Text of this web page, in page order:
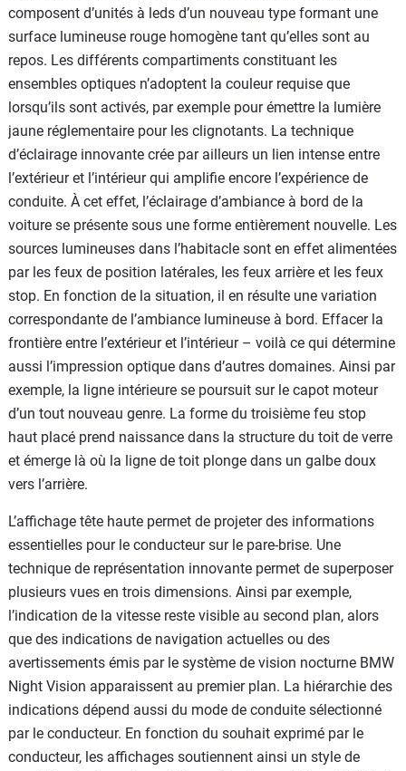
composent d’unités à leds d’un nouveau type formant une
surface lumineuse rouge homogène tant qu’elles sont au
repos. Les différents compartiments constituant les
ensembles optiques n’adoptent la couleur requise que
lorsqu’ils sont activés, par exemple pour émettre la lumière
jaune réglementaire pour les clignotants. La technique
d’éclairage innovante crée par ailleurs un lien intense entre
l’extérieur et l’intérieur qui amplifie encore l’expérience de
conduite. À cet effet, l’éclairage d’ambiance à bord de la
voiture se présente sous une forme entièrement nouvelle. Les
sources lumineuses dans l’habitacle sont en effet alimentées
par les feux de position latérales, les feux arrière et les feux
stop. En fonction de la situation, il en résulte une variation
correspondante de l’ambiance lumineuse à bord. Effacer la
frontière entre l’extérieur et l’intérieur – voilà ce qui détermine
aussi l’impression optique dans d’autres domaines. Ainsi par
exemple, la ligne intérieure se poursuit sur le capot moteur
d’un tout nouveau genre. La forme du troisième feu stop
haut placé prend naissance dans la structure du toit de verre
et émerge là où la ligne de toit plonge dans un galbe doux
vers l’arrière.
L’affichage tête haute permet de projeter des informations
essentielles pour le conducteur sur le pare-brise. Une
technique de représentation innovante permet de superposer
plusieurs vues en trois dimensions. Ainsi par exemple,
l’indication de la vitesse reste visible au second plan, alors
que des indications de navigation actuelles ou des
avertissements émis par le système de vision nocturne BMW
Night Vision apparaissent au premier plan. La hiérarchie des
indications dépend aussi du mode de conduite sélectionné
par le conducteur. En fonction du souhait exprimé par le
conducteur, les affichages soutiennent ainsi un style de